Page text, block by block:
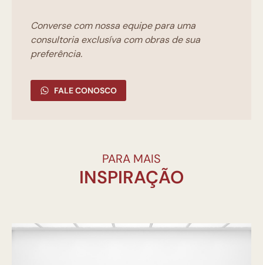
Converse com nossa equipe para uma
consultoria exclusíva com obras de sua
preferência.
FALE CONOSCO
PARA MAIS
INSPIRAÇÃO